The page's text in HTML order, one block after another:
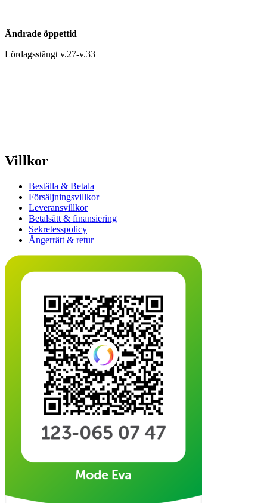
Ändrade öppettid
Lördagsstängt v.27-v.33
Villkor
Beställa & Betala
Försäljningsvillkor
Leveransvillkor
Betalsätt & finansiering
Sekretesspolicy
Ångerrätt & retur